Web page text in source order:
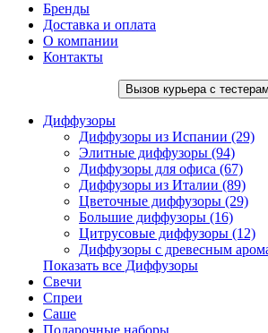
Бренды
Доставка и оплата
О компании
Контакты
Вызов курьера с
Диффузоры
Диффузоры из Испании (29)
Элитные диффузоры (94)
Диффузоры для офиса (67)
Диффузоры из Италии (89)
Цветочные диффузоры (29)
Большие диффузоры (16)
Цитрусовые диффузоры (12)
Диффузоры с древесным
Показать все Диффузоры
Свечи
Спреи
Саше
Подарочные наборы